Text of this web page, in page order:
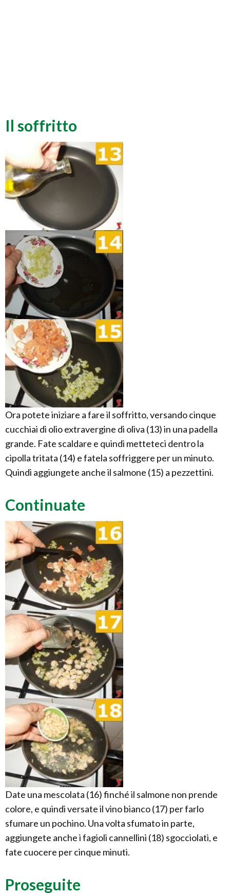
Il soffritto
Ora potete iniziare a fare il soffritto, versando cinque
cucchiai di olio extravergine di oliva (13) in una padella
grande. Fate scaldare e quindi metteteci dentro la
cipolla tritata (14) e fatela soffriggere per un minuto.
Quindi aggiungete anche il salmone (15) a pezzettini.
Continuate
Date una mescolata (16) finché il salmone non prende
colore, e quindi versate il vino bianco (17) per farlo
sfumare un pochino. Una volta sfumato in parte,
aggiungete anche i fagioli cannellini (18) sgocciolati, e
fate cuocere per cinque minuti.
Proseguite